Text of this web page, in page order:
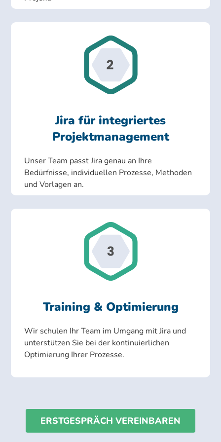
Jira für integriertes
Projektmanagement
Unser Team passt Jira genau an Ihre
Bedürfnisse, individuellen Prozesse, Methoden
und Vorlagen an.
Training & Optimierung
Wir schulen Ihr Team im Umgang mit Jira und
unterstützen Sie bei der kontinuierlichen
Optimierung Ihrer Prozesse.
ERSTGESPRÄCH VEREINBAREN